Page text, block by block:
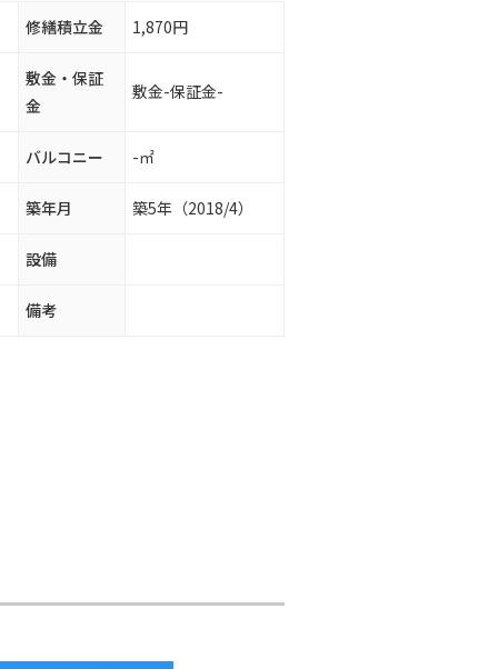
修繕積立金 1,870円
敷金・保証
金
敷金-保証金-
バルコニー -㎡
築年月 築5年（2018/4）
設備
備考